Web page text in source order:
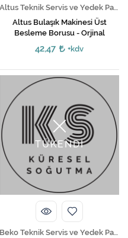
Altus Teknik Servis ve Yedek Parça Hizmetleri
Altus Bulaşık Makinesi Üst
Besleme Borusu - Orjinal
42,47 +kdv
TÜKENDİ
Beko Teknik Servis ve Yedek Parça Hizmetleri